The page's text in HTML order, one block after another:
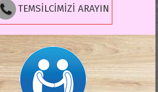
TEMSİLCİMİZİ ARAYIN